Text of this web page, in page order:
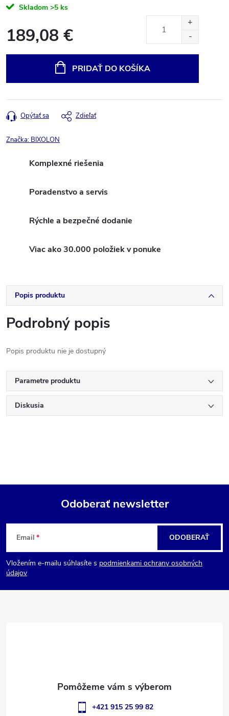
Skladom >5 ks
189,08 €
PRIDAŤ DO KOŠÍKA
Opýtať sa Zdieľať
Značka: BIXOLON
Komplexné riešenia
Poradenstvo a servis
Rýchle a bezpečné dodanie
Viac ako 30.000 položiek v ponuke
Popis produktu
Podrobný popis
Popis produktu nie je dostupný
Parametre produktu
Diskusia
Z
á
p
Odoberať newsletter
Email
Vložením e-mailu súhlasíte s podmienkami ochrany osobných
údajov
ODOBERAŤ
+421 915 25 99 82